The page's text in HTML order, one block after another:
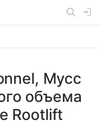
Мусс
объема
Rootlift